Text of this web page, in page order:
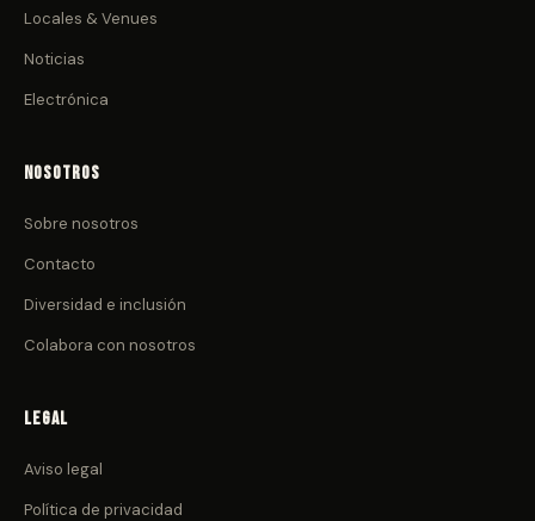
Locales & Venues
Noticias
Electrónica
Nosotros
Sobre nosotros
Contacto
Diversidad e inclusión
Colabora con nosotros
Legal
Aviso legal
Política de privacidad